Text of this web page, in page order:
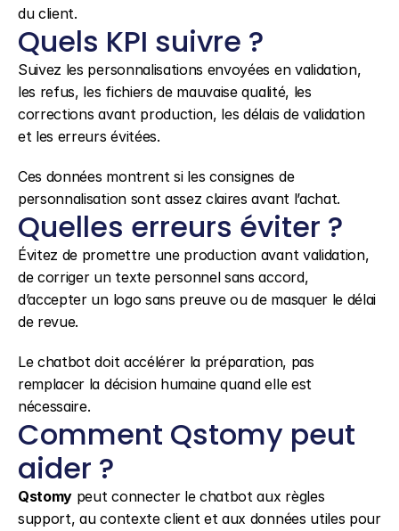
du client.
Quels KPI suivre ?
Suivez les personnalisations envoyées en validation,
les refus, les fichiers de mauvaise qualité, les
corrections avant production, les délais de validation
et les erreurs évitées.
Ces données montrent si les consignes de
personnalisation sont assez claires avant l’achat.
Quelles erreurs éviter ?
Évitez de promettre une production avant validation,
de corriger un texte personnel sans accord,
d’accepter un logo sans preuve ou de masquer le délai
de revue.
Le chatbot doit accélérer la préparation, pas
remplacer la décision humaine quand elle est
nécessaire.
Comment Qstomy peut
aider ?
Qstomy peut connecter le chatbot aux règles
support, au contexte client et aux données utiles pour